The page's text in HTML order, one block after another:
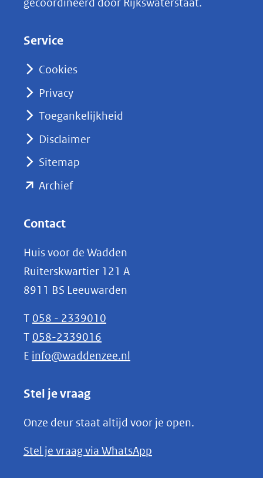
e
nieuw
naar
Service
Cookies
Privacy
Toegankelijkheid
Disclaimer
Sitemap
Archief(opent
(verwijst
naar
een
andere
website)
Contact
Huis voor de Wadden
Ruiterskwartier 121 A
8911 BS Leeuwarden
T 058 - 2339010
T 058-2339016
E info@waddenzee.nl
Stel je vraag
Onze deur staat altijd voor je open.
Stel je vraag via WhatsApp